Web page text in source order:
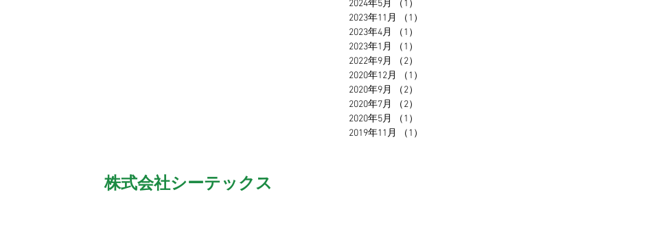
2024年5月 （1）
2023年11月
（1）
2023年4月
（1）
2023年1月
（1）
2022年9月
（2）
2020年12月
（1）
2020年9月
（2）
2020年7月
（2）
2020年5月
（1）
2019年11月
（1）
​株式会社シーテックス